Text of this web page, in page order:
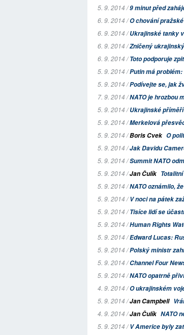
5. 9. 2014 /9 minut před
6. 9. 2014 /O chování
6. 9. 2014 /Ukrajinské tanky
6. 9. 2014 /Zničený
6. 9. 2014 /Toto podporuje
5. 9. 2014 /Putin má
5. 9. 2014 /Podívejte se, jak
7. 9. 2014 /NATO je hrozbou
5. 9. 2014 /Ukrajinské
5. 9. 2014 /Merkelová
5. 9. 2014 /Boris Cvek O
5. 9. 2014 /Jak Davidu
5. 9. 2014 /Summit NATO
5. 9. 2014 /Jan Čulík
5. 9. 2014 /NATO oznámilo,
5. 9. 2014 /V noci na pátek
5. 9. 2014 /Tisíce lidí se
5. 9. 2014 /Human Rights
5. 9. 2014 /Edward Lucas:
5. 9. 2014 /Polský ministr
5. 9. 2014 /Channel Four
5. 9. 2014 /NATO opatrně
4. 9. 2014 /O ukrajinském
5. 9. 2014 /Jan Campbell
4. 9. 2014 /Jan Čulík NATO
5. 9. 2014 /V Americe byly